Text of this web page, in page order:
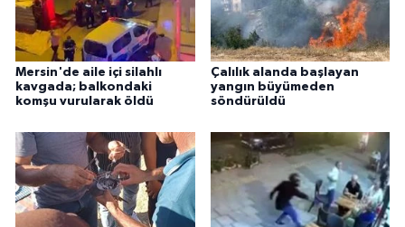
Mersin'de aile içi silahlı
kavgada; balkondaki
komşu vurularak öldü
Çalılık alanda başlayan
yangın büyümeden
söndürüldü